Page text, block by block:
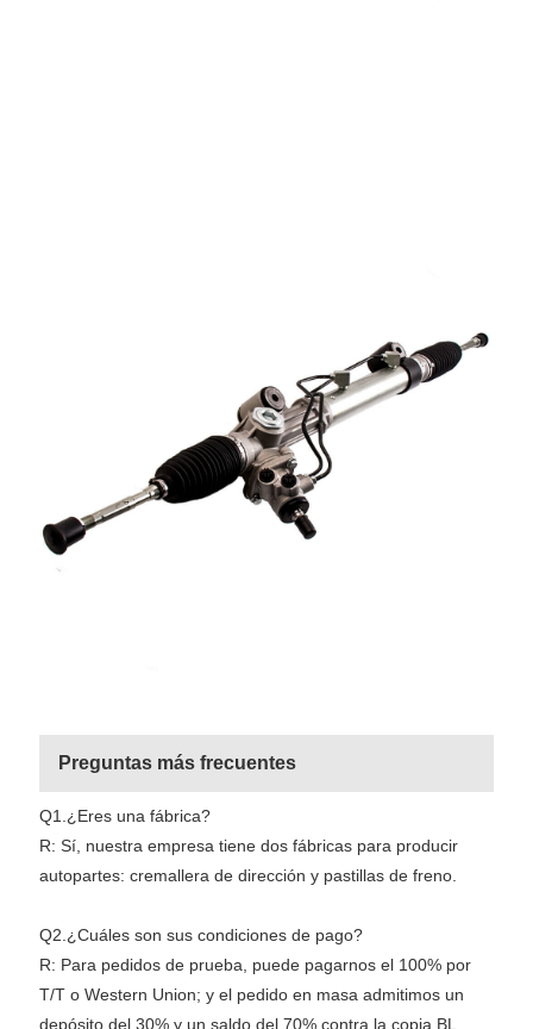
Preguntas más frecuentes
Q1.¿Eres una fábrica?
R: Sí, nuestra empresa tiene dos fábricas para producir
autopartes: cremallera de dirección y pastillas de freno.
Q2.¿Cuáles son sus condiciones de pago?
R: Para pedidos de prueba, puede pagarnos el 100% por
T/T o Western Union; y el pedido en masa admitimos un
depósito del 30% y un saldo del 70% contra la copia BL.